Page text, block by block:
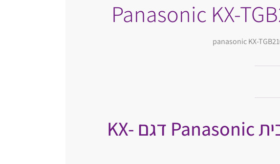
טלפון נייד איכותי מבית Panasonic דגם KX-